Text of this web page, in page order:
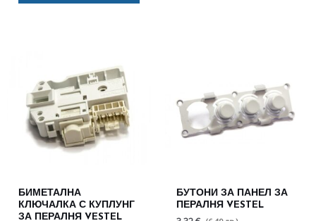
БИМЕТАЛНА
КЛЮЧАЛКА С КУПЛУНГ
ЗА ПЕРАЛНЯ VESTEL
БУТОНИ ЗА ПАНЕЛ ЗА
ПЕРАЛНЯ VESTEL